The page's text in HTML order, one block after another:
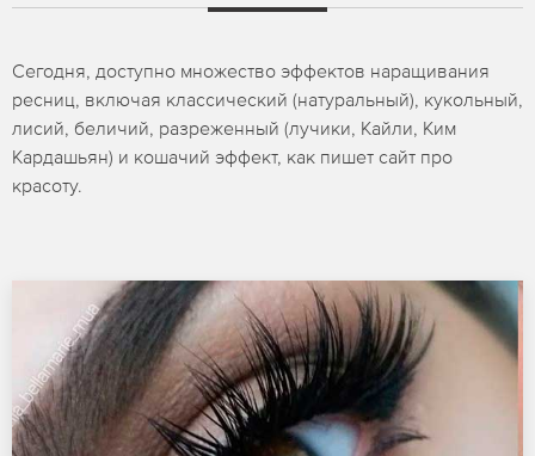
Сегодня, доступно множество эффектов наращивания
ресниц, включая классический (натуральный), кукольный,
лисий, беличий, разреженный (лучики, Кайли, Ким
Кардашьян) и кошачий эффект, как пишет сайт про
красоту.